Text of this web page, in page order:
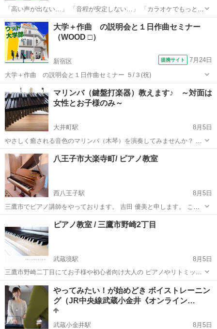
「高い声が出ない…」 「音程が安定しない…」 「カラオケでもっと上
手く歌いたい！」 「人前で自信を持って歌えるようになりたい！」 そ
んなお悩み、一緒に解決しませんか？ 現役ボーカルトレーナー・音楽
プロデュー...
東京 墨田区 押上〈スカイツリー前〉駅 ボーカル
レッスン
大学＋作曲 の説明会と１日作曲セミナー
（WOOD □）
新宿区 提携サイト 7月24日
大学＋作曲 の説明会と１日作曲セミナー ５/３(祝)
東京 新宿区 その他
マリンバ（鍵盤打楽器）教えます♪ ～対面は
女性とお子様のみ～
大井町駅
8月5日
やさしく癒される音色のマリンバ（木琴）を演奏してみませんか？ ♪
マリンバの音色に癒されたい ♪ブラスバンド在籍しているけど打楽器
担当で悩んでいる学生さん ♪昔なつかしいマリンバに触れたい ♪脳ト
レ...
東京 品川区 大井町駅 その他 マリンバ
八王子市大楽寺町/ ピアノ教室
西八王子駅
8月5日
三鷹市でピアノ講師をやっております。 吉田 優美と申します。 この
度、八王子市大楽寺町校での レッスン生徒さんを募集中です。 体験レ
ッスン受け付けております。 開校スケジュールは 日曜日 9:00-14:00
その...
八王子市 西八王子駅 ピアノ レッスン
ピアノ教室 / 三鷹市野崎2丁目
武蔵境駅
8月5日
三鷹市野崎二丁目にてお子様や初心者向け大人の ピアノやリトミック
ソルフェージュ、楽典基礎の 音楽教室を開いております。 講師の吉田
優美と申します。 生徒さんを募集しております。 体験レッスン受付中
です。 只今の空き...
東京 三鷹市 武蔵境駅 音楽 音楽教室
やってみたい！が始めどき ボイストレーニン
グ（JR中央線武蔵小金井《オンライン…
武蔵小金井駅
8月5日